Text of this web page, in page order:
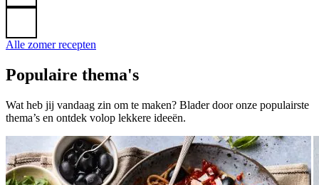
Alle zomer recepten
Populaire thema's
Wat heb jij vandaag zin om te maken? Blader door onze populairste
thema’s en ontdek volop lekkere ideeën.